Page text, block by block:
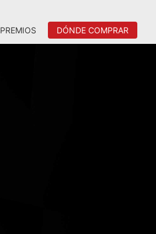
PREMIOS DÓNDE COMPRAR